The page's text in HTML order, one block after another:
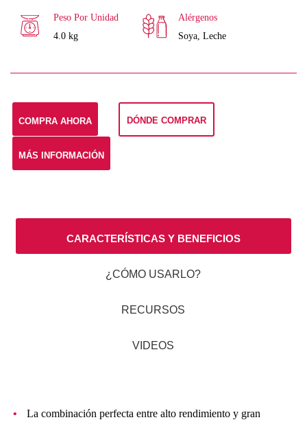
Peso Por Unidad
4.0 kg
Alérgenos
Soya, Leche
COMPRA AHORA DÓNDE COMPRAR
MÁS INFORMACIÓN
CARACTERÍSTICAS Y BENEFICIOS
¿CÓMO USARLO?
RECURSOS
VIDEOS
La combinación perfecta entre alto rendimiento y gran